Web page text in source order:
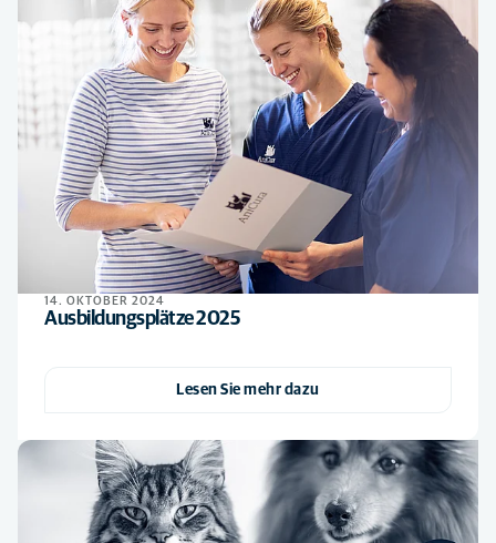
14. OKTOBER 2024
Ausbildungsplätze 2025
Lesen Sie mehr dazu